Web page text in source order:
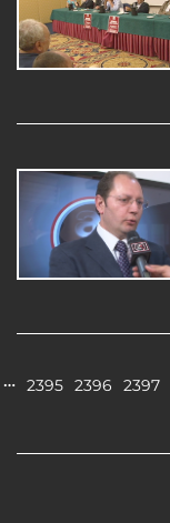
… 2395 2396 2397